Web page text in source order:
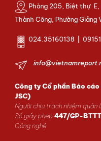
Phòng 205, Biệt thự E,
Thành Công, Phường Giảng
024.35160138 |
Công ty Cổ phần Báo
JSC)
Người chịu trách nhiệm quản
Số giấy phép447/GP-
Công nghệ